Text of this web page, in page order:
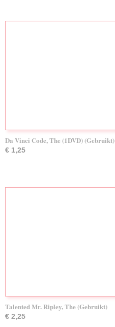
Da Vinci Code, The (1DVD) (Gebruikt)
€ 1,25
Talented Mr. Ripley, The (Gebruikt)
€ 2,25